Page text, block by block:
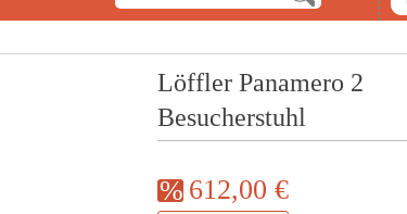
Löffler Panamero 2
Besucherstuhl
612,00 €